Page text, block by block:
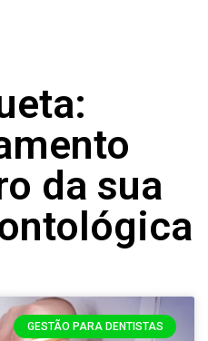
da sua
GESTÃO PARA DENTISTAS